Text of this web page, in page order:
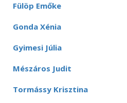
Fülöp Emőke
Gonda Xénia
Gyimesi Júlia
Mészáros Judit
Tormássy Krisztina